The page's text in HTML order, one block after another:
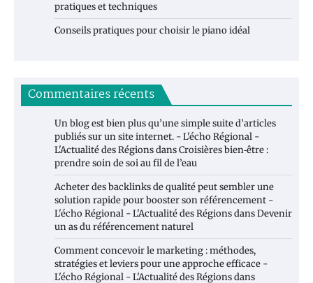
pratiques et techniques
Conseils pratiques pour choisir le piano idéal
Commentaires récents
Un blog est bien plus qu’une simple suite d’articles
publiés sur un site internet. - L'écho Régional -
L'Actualité des RégionsdansCroisières bien‑être :
prendre soin de soi au fil de l’eau
Acheter des backlinks de qualité peut sembler une
solution rapide pour booster son référencement -
L'écho Régional - L'Actualité des RégionsdansDevenir
un as du référencement naturel
Comment concevoir le marketing : méthodes,
stratégies et leviers pour une approche efficace -
L'écho Régional - L'Actualité des Régionsdans